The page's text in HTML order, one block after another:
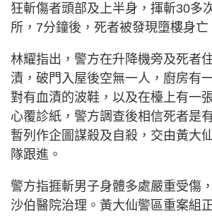
狂斬傷者頭部及上半身，揮斬30多
所，7分鐘後，死者被發現墮樓身亡
林耀指出，警方在升降機旁及死者
漬，破門入屋後空無一人，廚房有
對有血漬的波鞋，以及在檯上有一
心覆診紙，警方調查後相信死者是
暫列作企圖謀殺及自殺，交由黃大
隊跟進。
警方指捱斬男子身體多處嚴重受傷
沙伯醫院治理。黃大仙警區重案組